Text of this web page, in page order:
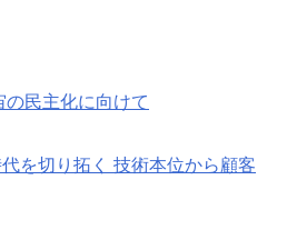
民主化に向けて
を切り拓く 技術本位から顧客